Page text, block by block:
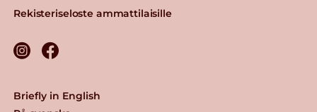
Rekisteriseloste ammattilaisille
Briefly in English